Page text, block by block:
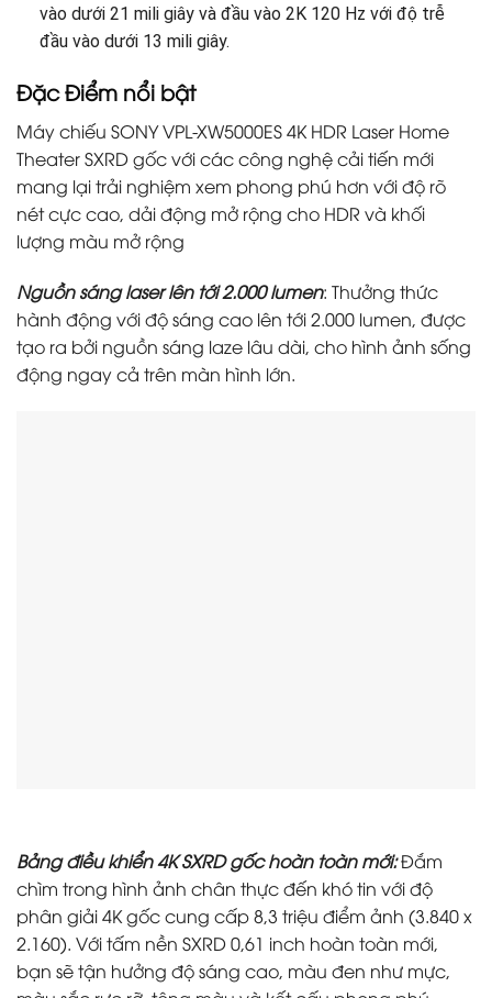
vào dưới 21 mili giây và đầu vào 2K 120 Hz với độ trễ
đầu vào dưới 13 mili giây.
Đặc Điểm nổi bật
Máy chiếu SONY VPL-XW5000ES 4K HDR Laser Home
Theater SXRD gốc với các công nghệ cải tiến mới
mang lại trải nghiệm xem phong phú hơn với độ rõ
nét cực cao, dải động mở rộng cho HDR và ​​​​khối
lượng màu mở rộng
Nguồn sáng laser lên tới 2.000 lumen: Thưởng thức
hành động với độ sáng cao lên tới 2.000 lumen, được
tạo ra bởi nguồn sáng laze lâu dài, cho hình ảnh sống
động ngay cả trên màn hình lớn.
Bảng điều khiển 4K SXRD gốc hoàn toàn mới:Đắm
chìm trong hình ảnh chân thực đến khó tin với độ
phân giải 4K gốc cung cấp 8,3 triệu điểm ảnh (3.840 x
2.160). Với tấm nền SXRD 0,61 inch hoàn toàn mới,
bạn sẽ tận hưởng độ sáng cao, màu đen như mực,